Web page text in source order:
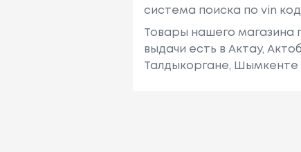
система поиска по vin
Товары нашего магазина
выдачи есть в Актау,
Талдыкоргане, Шымкенте